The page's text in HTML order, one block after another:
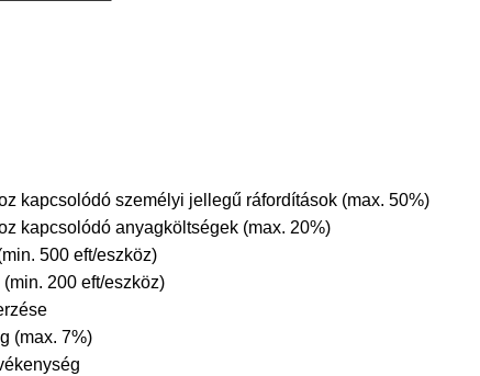
kapcsolódó személyi jellegű ráfordítások (max. 50%)
kapcsolódó anyagköltségek (max. 20%)
500 eft/eszköz)
200 eft/eszköz)
(max. 7%)